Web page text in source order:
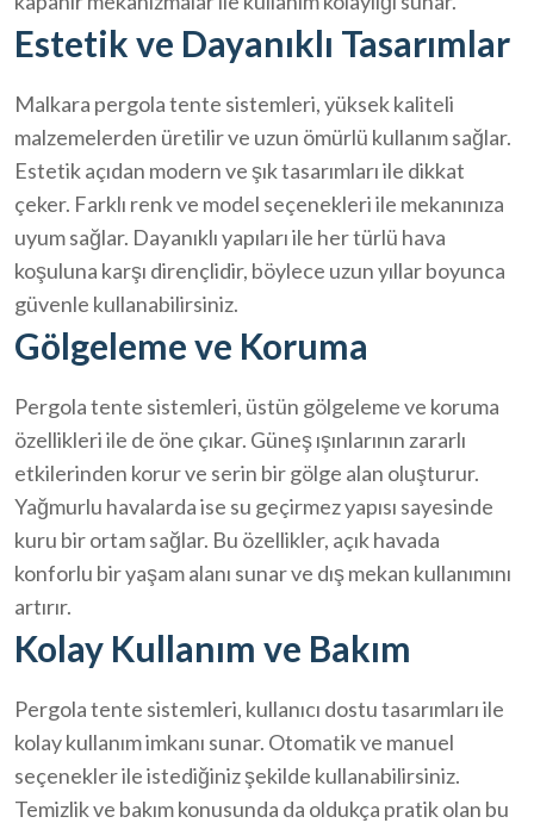
Estetik ve Dayanıklı Tasarımlar
Malkara pergola tente sistemleri, yüksek kaliteli
malzemelerden üretilir ve uzun ömürlü kullanım sağlar.
Estetik açıdan modern ve şık tasarımları ile dikkat
çeker. Farklı renk ve model seçenekleri ile mekanınıza
uyum sağlar. Dayanıklı yapıları ile her türlü hava
koşuluna karşı dirençlidir, böylece uzun yıllar boyunca
güvenle kullanabilirsiniz.
Gölgeleme ve Koruma
Pergola tente sistemleri, üstün gölgeleme ve koruma
özellikleri ile de öne çıkar. Güneş ışınlarının zararlı
etkilerinden korur ve serin bir gölge alan oluşturur.
Yağmurlu havalarda ise su geçirmez yapısı sayesinde
kuru bir ortam sağlar. Bu özellikler, açık havada
konforlu bir yaşam alanı sunar ve dış mekan kullanımını
artırır.
Kolay Kullanım ve Bakım
Pergola tente sistemleri, kullanıcı dostu tasarımları ile
kolay kullanım imkanı sunar. Otomatik ve manuel
seçenekler ile istediğiniz şekilde kullanabilirsiniz.
Temizlik ve bakım konusunda da oldukça pratik olan bu